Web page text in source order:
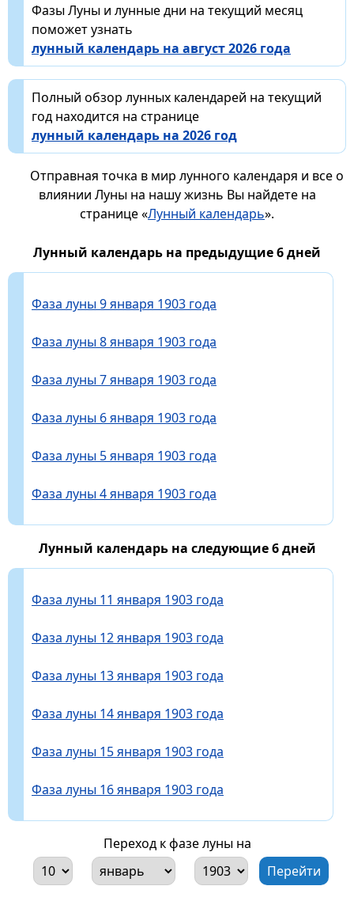
Фазы Луны и лунные дни на текущий месяц
поможет узнать
лунный календарь на август 2026 года
Полный обзор лунных календарей на текущий
год находится на странице
лунный календарь на 2026 год
Отправная точка в мир лунного календаря и все о
влиянии Луны на нашу жизнь Вы найдете на
странице «Лунный календарь».
Лунный календарь на предыдущие 6 дней
Фаза луны 9 января 1903 года
Фаза луны 8 января 1903 года
Фаза луны 7 января 1903 года
Фаза луны 6 января 1903 года
Фаза луны 5 января 1903 года
Фаза луны 4 января 1903 года
Лунный календарь на следующие 6 дней
Фаза луны 11 января 1903 года
Фаза луны 12 января 1903 года
Фаза луны 13 января 1903 года
Фаза луны 14 января 1903 года
Фаза луны 15 января 1903 года
Фаза луны 16 января 1903 года
Переход к фазе луны на